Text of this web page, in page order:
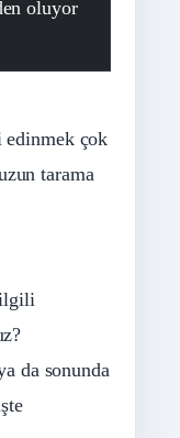
oluyor
edinmek çok
tarama
ilgili
da sonunda